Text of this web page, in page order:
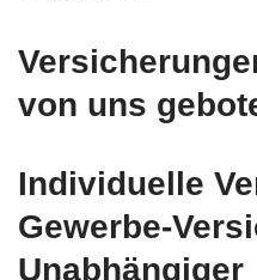
von uns
Individuelle
Gewerbe-
Unabhängiger